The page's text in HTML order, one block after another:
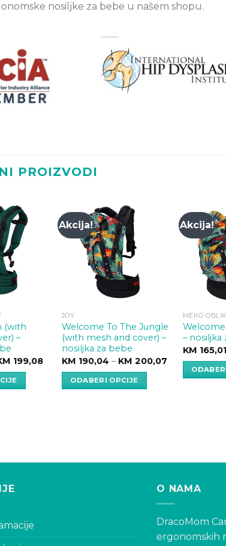
nosiljke za bebe u našem shopu.
PROIZVODI
(with
–
199,08Price
KM 185,04
through
Akcija!
JOY
Welcome To The Jungle
(with mesh and cover) –
nosiljka za bebe
KM 190,04 – KM 200,07Price
range:
KM 190,04
ODABERI OPCIJE
The
Akcija!
MEKO
– nosiljka
KM 165,01
be
on
the
O NAMA
DracoMom
ergonomskih